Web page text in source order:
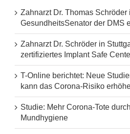
Zahnarzt Dr. Thomas Schröder
GesundheitsSenator der DMS
Zahnarzt Dr. Schröder in
zertifiziertes Implant Safe
T-Online berichtet: Neue
kann das Corona-Risiko
Studie: Mehr Corona-Tote
Mundhygiene